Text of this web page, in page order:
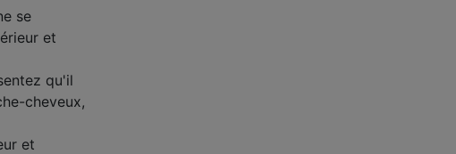
se
et
qu'il
cheveux,
et